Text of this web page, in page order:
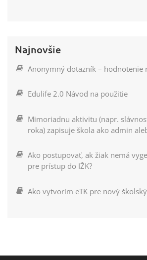
Najnovšie
Anonymný dotazník – hodnotenie
Edulife 2.0 Návod na použitie
Mimoriadnu aktivitu (napr.
roka) zapisuje škola ako admin
Ako postupovať, ak žiak nemá
pre prístup do IŽK?
Ako vytvorím eTK pre nový